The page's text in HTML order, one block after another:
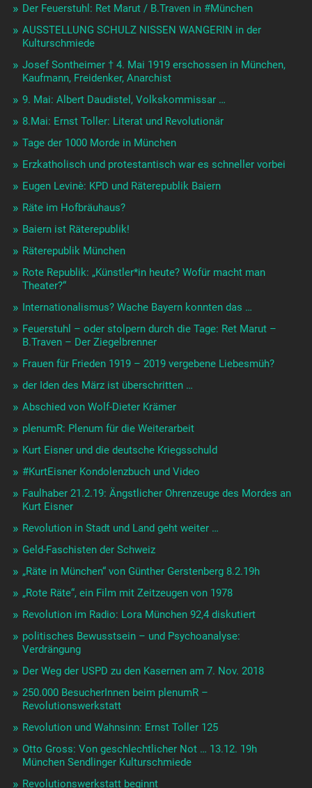
Der Feuerstuhl: Ret Marut / B.Traven in #München
AUSSTELLUNG SCHULZ NISSEN WANGERIN in der
Kulturschmiede
Josef Sontheimer † 4. Mai 1919 erschossen in München,
Kaufmann, Freidenker, Anarchist
9. Mai: Albert Daudistel, Volkskommissar …
8.Mai: Ernst Toller: Literat und Revolutionär
Tage der 1000 Morde in München
Erzkatholisch und protestantisch war es schneller vorbei
Eugen Levinè: KPD und Räterepublik Baiern
Räte im Hofbräuhaus?
Baiern ist Räterepublik!
Räterepublik München
Rote Republik: „Künstler*in heute? Wofür macht man
Theater?“
Internationalismus? Wache Bayern konnten das …
Feuerstuhl – oder stolpern durch die Tage: Ret Marut –
B.Traven – Der Ziegelbrenner
Frauen für Frieden 1919 – 2019 vergebene Liebesmüh?
der Iden des März ist überschritten …
Abschied von Wolf-Dieter Krämer
plenumR: Plenum für die Weiterarbeit
Kurt Eisner und die deutsche Kriegsschuld
#KurtEisner Kondolenzbuch und Video
Faulhaber 21.2.19: Ängstlicher Ohrenzeuge des Mordes an
Kurt Eisner
Revolution in Stadt und Land geht weiter …
Geld-Faschisten der Schweiz
„Räte in München“ von Günther Gerstenberg 8.2.19h
„Rote Räte“, ein Film mit Zeitzeugen von 1978
Revolution im Radio: Lora München 92,4 diskutiert
politisches Bewusstsein – und Psychoanalyse:
Verdrängung
Der Weg der USPD zu den Kasernen am 7. Nov. 2018
250.000 BesucherInnen beim plenumR –
Revolutionswerkstatt
Revolution und Wahnsinn: Ernst Toller 125
Otto Gross: Von geschlechtlicher Not … 13.12. 19h
München Sendlinger Kulturschmiede
Revolutionswerkstatt beginnt